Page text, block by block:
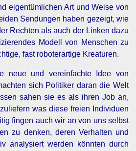
eigentümlichen Art und Weise von
Sendungen haben gezeigt, wie
Rechten als auch der Linken dazu
Modell von Menschen zu
fast roboterartige Kreaturen.
neue und vereinfachte Idee von
sich Politiker daran die Welt
sahen sie es als ihren Job an,
was diese freien Individuen
fingen auch wir an von uns selbst
zu denken, deren Verhalten und
analysiert werden könnten durch